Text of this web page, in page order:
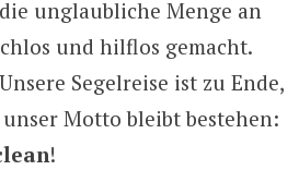
unglaubliche Menge an
und hilflos gemacht.
Segelreise ist zu Ende,
Motto bleibt bestehen:
!